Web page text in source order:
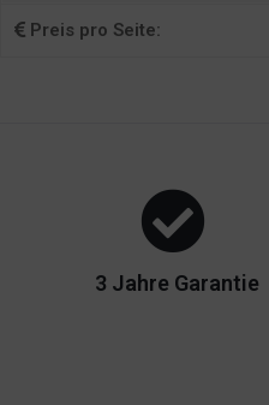
Preis pro Seite:
3 Jahre Garantie